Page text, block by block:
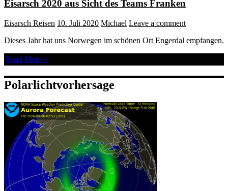
Eisarsch 2020 aus Sicht des Teams Franken
Eisarsch Reisen 10. Juli 2020 Michael Leave a comment
Dieses Jahr hat uns Norwegen im schönen Ort Engerdal empfangen.
Read More »
Polarlichtvorhersage